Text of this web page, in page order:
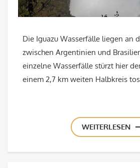
Die Iguazu Wasserfälle liegen an
zwischen Argentinien und
einzelne Wasserfälle stürzt hier
einem 2,7 km weiten Halbkreis
WEITERLESEN